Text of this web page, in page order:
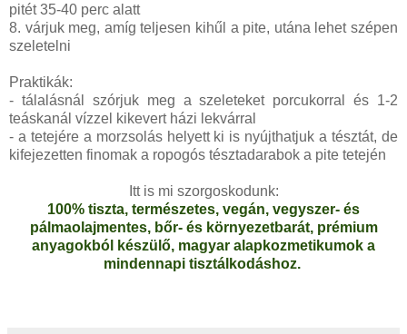
pitét 35-40 perc alatt
8. várjuk meg, amíg teljesen kihűl a pite, utána lehet szépen
szeletelni
Praktikák:
- tálalásnál szórjuk meg a szeleteket porcukorral és 1-2
teáskanál vízzel kikevert házi lekvárral
- a tetejére a morzsolás helyett ki is nyújthatjuk a tésztát, de
kifejezetten finomak a ropogós tésztadarabok a pite tetején
Itt is mi szorgoskodunk:
100% tiszta, természetes, vegán, vegyszer- és
pálmaolajmentes, bőr- és környezetbarát, prémium
anyagokból készülő, magyar alapkozmetikumok a
mindennapi tisztálkodáshoz.